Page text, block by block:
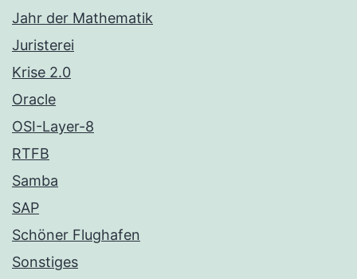
Jahr der Mathematik
Juristerei
Krise 2.0
Oracle
OSI-Layer-8
RTFB
Samba
SAP
Schöner Flughafen
Sonstiges